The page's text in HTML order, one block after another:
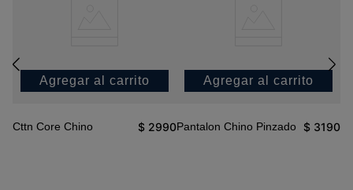
Agregar al carrito
Cttn Core Chino $ 2990
Agregar al carrito
Pantalon Chino Pinzado $ 3190